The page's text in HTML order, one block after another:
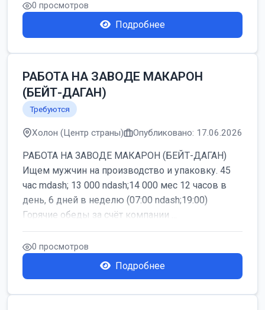
0 просмотров
Подробнее
РАБОТА НА ЗАВОДЕ МАКАРОН
(БЕЙТ-ДАГАН)
Требуются
Холон (Центр страны) Опубликовано: 17.06.2026
РАБОТА НА ЗАВОДЕ МАКАРОН (БЕЙТ-ДАГАН)
Ищем мужчин на производство и упаковку. 45
час mdash; 13 000 ndash;14 000 мес 12 часов в
день, 6 дней в неделю (07:00 ndash;19:00)
Горячие обеды за счёт компании ...
0 просмотров
Подробнее